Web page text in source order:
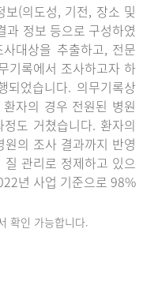
(의도성, 기전, 장소 및
과 정보 등으로 구성하였
대상을 추출하고, 전문
기록에서 조사하고자 하
었습니다. 의무기록상
자의 경우 전원된 병원
도 거쳤습니다. 환자의
의 조사 결과까지 반영
관리로 정제하고 있으
년 사업 기준으로 98%
확인 가능합니다.